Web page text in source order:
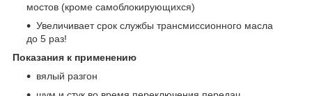
мостов (кроме самоблокирующихся)
Увеличивает срок службы трансмиссионного масла
до 5 раз!
Показания к применению
вялый разгон